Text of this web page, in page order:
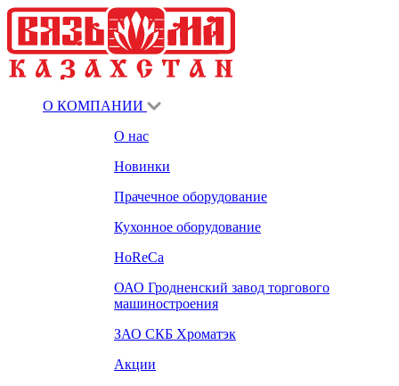
О КОМПАНИИ
О нас
Новинки
Прачечное оборудование
Кухонное оборудование
HoReCa
ОАО Гродненский завод торгового
машиностроения
ЗАО СКБ Хроматэк
Акции